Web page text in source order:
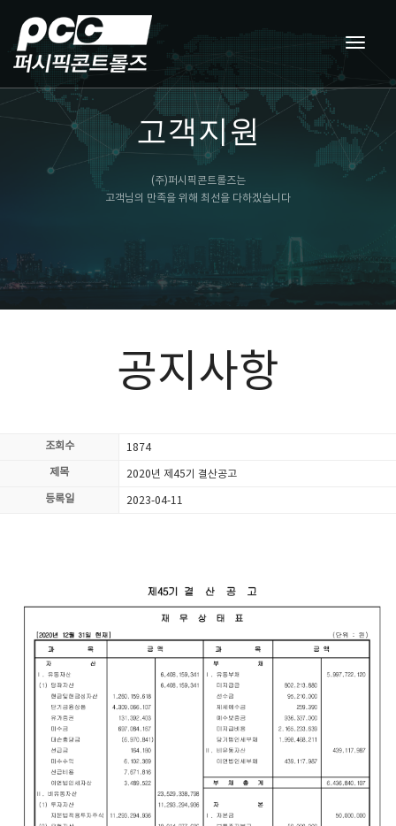
고객지원
(주)퍼시픽콘트롤즈는
고객님의 만족을 위해 최선을 다하겠습니다
공지사항
조회수 1874
제목 2020년 제45기 결산공고
등록일 2023-04-11